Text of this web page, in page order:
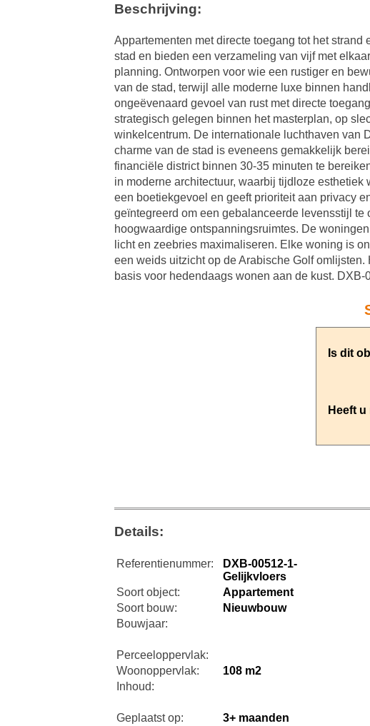
Beschrijving:
Appartementen met directe toegang tot het
stad en bieden een verzameling van vijf met
planning. Ontworpen voor wie een rustiger en
van de stad, terwijl alle moderne luxe binnen
ongeëvenaard gevoel van rust met directe
strategisch gelegen binnen het masterplan, op
winkelcentrum. De internationale luchthaven van
charme van de stad is eveneens gemakkelijk
financiële district binnen 30-35 minuten te
in moderne architectuur, waarbij tijdloze
een boetiekgevoel en geeft prioriteit aan privacy
geïntegreerd om een gebalanceerde levensstijl
hoogwaardige ontspanningsruimtes. De
licht en zeebries maximaliseren. Elke woning is
een weids uitzicht op de Arabische Golf
basis voor hedendaags wonen aan de kust. DXB-
Details:
Referentienummer:
DXB-00512-1-
Gelijkvloers
Soort object:
Appartement
Soort bouw:
Nieuwbouw
Bouwjaar:
Perceeloppervlak:
Woonoppervlak:
108 m2
Inhoud:
Geplaatst op:
3+ maanden